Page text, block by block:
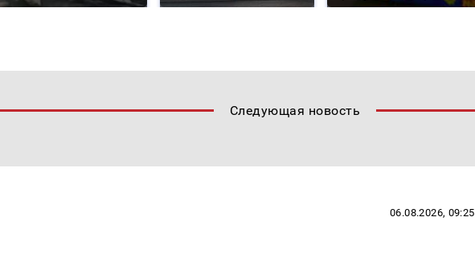
Следующая новость
06.08.2026, 09:25